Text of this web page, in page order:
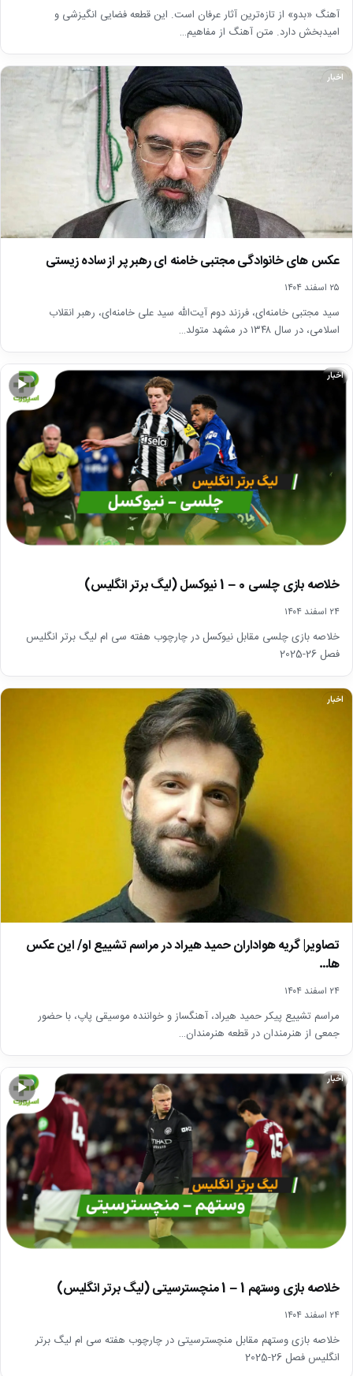
آهنگ «بدو» از تازه‌ترین آثار عرفان است. این قطعه فضایی انگیزشی و
امیدبخش دارد. متن آهنگ از مفاهیم…
اخبار
عکس های خانوادگی مجتبی خامنه ای رهبر پر از ساده زیستی
۲۵ اسفند ۱۴۰۴
سید مجتبی خامنه‌ای، فرزند دوم آیت‌الله سید علی خامنه‌ای، رهبر انقلاب
اسلامی، در سال ۱۳۴۸ در مشهد متولد…
▶
اخبار
خلاصه بازی چلسی 0 – 1 نیوکسل (لیگ برتر انگلیس)
۲۴ اسفند ۱۴۰۴
خلاصه بازی چلسی مقابل نیوکسل در چارچوب هفته سی ام لیگ برتر انگلیس
فصل 26-2025
اخبار
تصاویر| گریه هواداران حمید هیراد در مراسم تشییع او/ این عکس
ها…
۲۴ اسفند ۱۴۰۴
مراسم تشییع پیکر حمید هیراد، آهنگساز و خواننده موسیقی پاپ، با حضور
جمعی از هنرمندان در قطعه هنرمندان…
▶
اخبار
خلاصه بازی وستهم 1 – 1 منچسترسیتی (لیگ برتر انگلیس)
۲۴ اسفند ۱۴۰۴
خلاصه بازی وستهم مقابل منچسترسیتی در چارچوب هفته سی ام لیگ برتر
انگلیس فصل 26-2025